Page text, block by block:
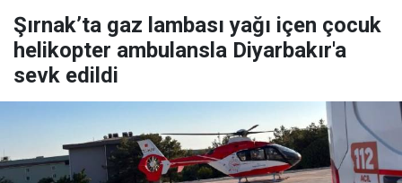
Şırnak’ta gaz lambası yağı içen çocuk
helikopter ambulansla Diyarbakır'a
sevk edildi